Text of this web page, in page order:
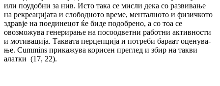
или поудобни за нив. Исто така се мис­ли дека со развивање
на рекреацијата и сло­бодното време, менталното и физичкото
здрав­је на поединецот ќе биде подобрено, а со тоа се
овозможува генерирање на по­соод­вет­ни работни активности
и мотивација. Так­вата перцепција и потреби бараат оце­ну­ва­
ње. Cummins прикажува корисен преглед и збир на такви
алатки (17, 22).